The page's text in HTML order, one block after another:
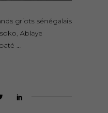
griots sénégalais
Ablaye